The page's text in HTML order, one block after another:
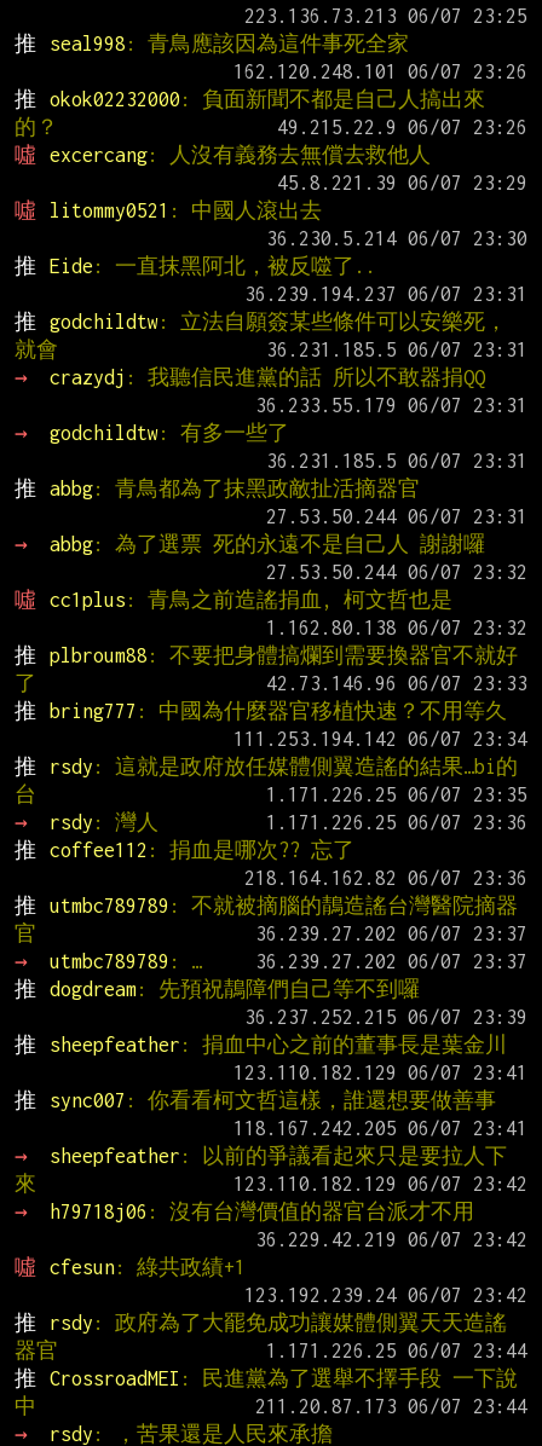
推
seal998 : 青鳥應該因為這件事死全家
推
okok02232000 : 負面新聞不都是自己人搞出來
的？
噓
excercang: 人沒有義務去無償去救他人
噓
litommy0521 : 中國人滾出去
推
Eide : 一直抹黑阿北，被反噬了..
推
godchildtw: 立法自願簽某些條件可以安樂死，
就會
→
crazydj : 我聽信民進黨的話 所以不敢器捐QQ
→
godchildtw: 有多一些了
推
abbg: 青鳥都為了抹黑政敵扯活摘器官
→
abbg: 為了選票 死的永遠不是自己人 謝謝囉
噓
cc1plus : 青鳥之前造謠捐血, 柯文哲也是
推
plbroum88 : 不要把身體搞爛到需要換器官不就好
了
推
bring777 : 中國為什麼器官移植快速？不用等久
推
rsdy : 這就是政府放任媒體側翼造謠的結果…bi的
台
→
rsdy : 灣人
推
coffee112 : 捐血是哪次?? 忘了
推
utmbc789789 : 不就被摘腦的鶄造謠台灣醫院摘器
官
→
utmbc789789 : …
推
dogdream: 先預祝鶄障們自己等不到囉
推
sheepfeather : 捐血中心之前的董事長是葉金川
推
sync007 : 你看看柯文哲這樣，誰還想要做善事
→
sheepfeather : 以前的爭議看起來只是要拉人下
來
→
h79718j06 : 沒有台灣價值的器官台派才不用
噓
cfesun: 綠共政績+1
推
rsdy : 政府為了大罷免成功讓媒體側翼天天造謠
器官
推
CrossroadMEI : 民進黨為了選舉不擇手段 一下說
中
→
rsdy : ，苦果還是人民來承擔